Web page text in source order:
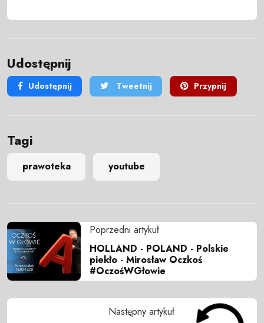
Udostępnij
Udostępnij Tweetnij Przypnij
Tagi
prawoteka youtube
Poprzedni artykuł
HOLLAND - POLAND - Polskie
piekło - Mirosław Oczkoś
#OczośWGłowie
Następny artykuł